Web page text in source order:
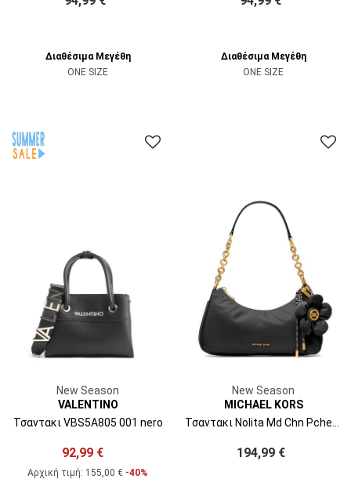
Διαθέσιμα Μεγέθη
ONE SIZE
Διαθέσιμα Μεγέθη
ONE SIZE
New Season
VALENTINO
Τσαντακι VBS5A805 001 nero
92,99 €
Αρχική τιμή: 155,00 € -40%
New Season
MICHAEL KORS
Τσαντακι Nolita Md Chn Pchette W Charm 32T6AY5C2C 001 black
194,99 €